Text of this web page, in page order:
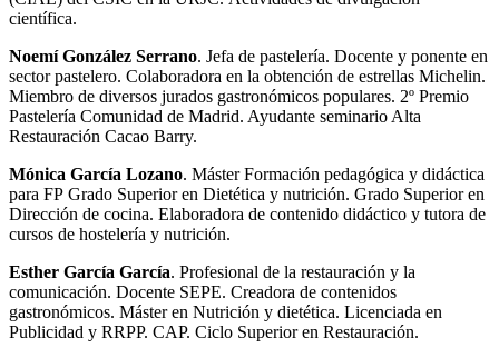
científica.
Noemí González Serrano. Jefa de pastelería. Docente y ponente en
sector pastelero. Colaboradora en la obtención de estrellas Michelin.
Miembro de diversos jurados gastronómicos populares. 2º Premio
Pastelería Comunidad de Madrid. Ayudante seminario Alta
Restauración Cacao Barry.
Mónica García Lozano. Máster Formación pedagógica y didáctica
para FP Grado Superior en Dietética y nutrición. Grado Superior en
Dirección de cocina. Elaboradora de contenido didáctico y tutora de
cursos de hostelería y nutrición.
Esther García García. Profesional de la restauración y la
comunicación. Docente SEPE. Creadora de contenidos
gastronómicos. Máster en Nutrición y dietética. Licenciada en
Publicidad y RRPP. CAP. Ciclo Superior en Restauración.